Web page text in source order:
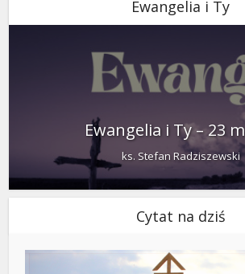
Ewangelia i Ty
Ewangelia i Ty – 23
ks. Stefan Radziszewski
Cytat na dziś